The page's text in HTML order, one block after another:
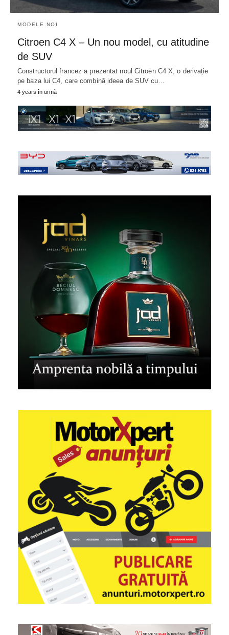
MODELE NOI
Citroen C4 X – Un nou model, cu atitudine
de SUV
Constructorul francez a prezentat noul Citroën C4 X, o derivație
pe baza lui C4, care combină ideea de SUV cu…
4 years în urmă